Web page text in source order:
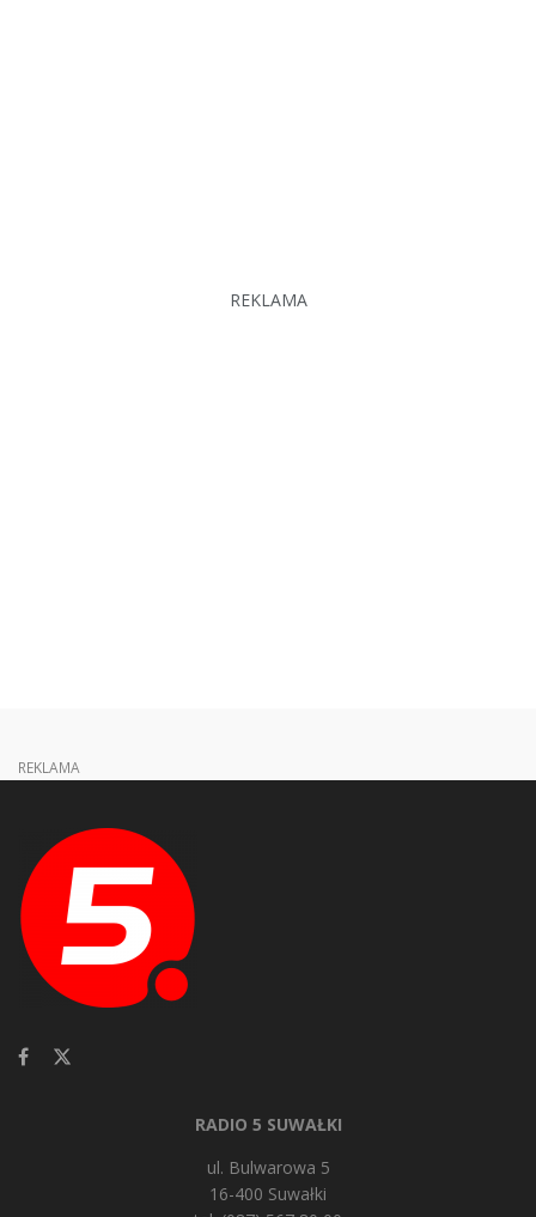
REKLAMA
REKLAMA
RADIO 5 SUWAŁKI
ul. Bulwarowa 5
16-400 Suwałki